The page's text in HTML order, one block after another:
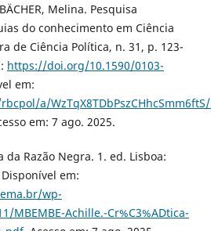
Melina. Pesquisa
do conhecimento em Ciência
de Ciência Política, n. 31, p. 123-
https://doi.org/10.1590/0103-
em:
a/
em: 7 ago. 2025.
da Razão Negra. 1. ed. Lisboa:
em:
wp-
MBEMBE-Achille.-Cr%C3%ADtica-